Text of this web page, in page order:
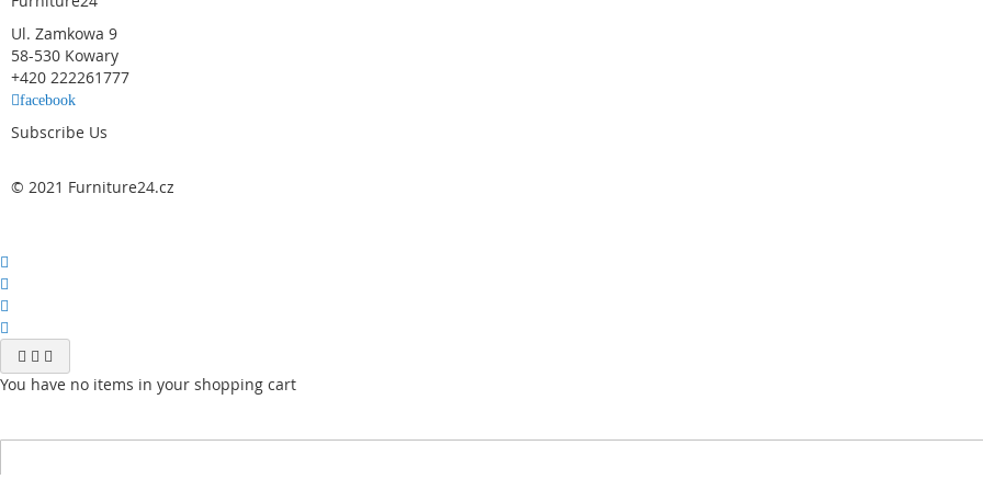
Ul. Zamkowa 9
58-530 Kowary
+420 222261777
facebook
Subscribe Us
© 2021 Furniture24.cz
You have no items in your shopping cart